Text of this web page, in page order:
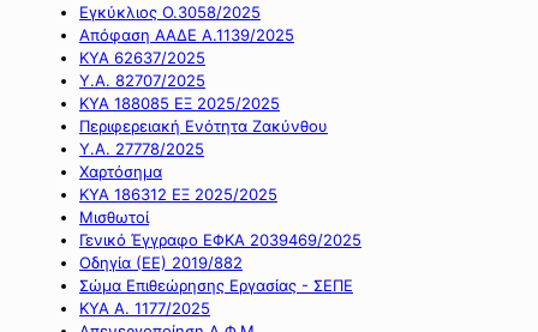
Εγκύκλιος Ο.3058/2025
Απόφαση ΑΑΔΕ Α.1139/2025
ΚΥΑ 62637/2025
Υ.Α. 82707/2025
ΚΥΑ 188085 ΕΞ 2025/2025
Περιφερειακή Ενότητα Ζακύνθου
Υ.Α. 27778/2025
Χαρτόσημα
ΚΥΑ 186312 ΕΞ 2025/2025
Μισθωτοί
Γενικό Έγγραφο ΕΦΚΑ 2039469/2025
Οδηγία (ΕΕ) 2019/882
Σώμα Επιθεώρησης Εργασίας - ΣΕΠΕ
ΚΥΑ Α. 1177/2025